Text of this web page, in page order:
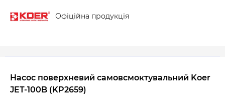
Офіційна продукція
Насос поверхневий самовсмоктувальний Koer
JET-100B (KP2659)